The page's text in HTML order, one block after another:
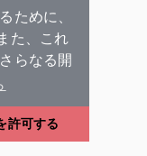
ために、
た、これ
らなる開
許可する